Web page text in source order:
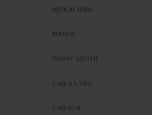
МОКАСИНЫ
МЮЛИ
ПОЛУСАПОГИ
САНДАЛИИ
САПОГИ